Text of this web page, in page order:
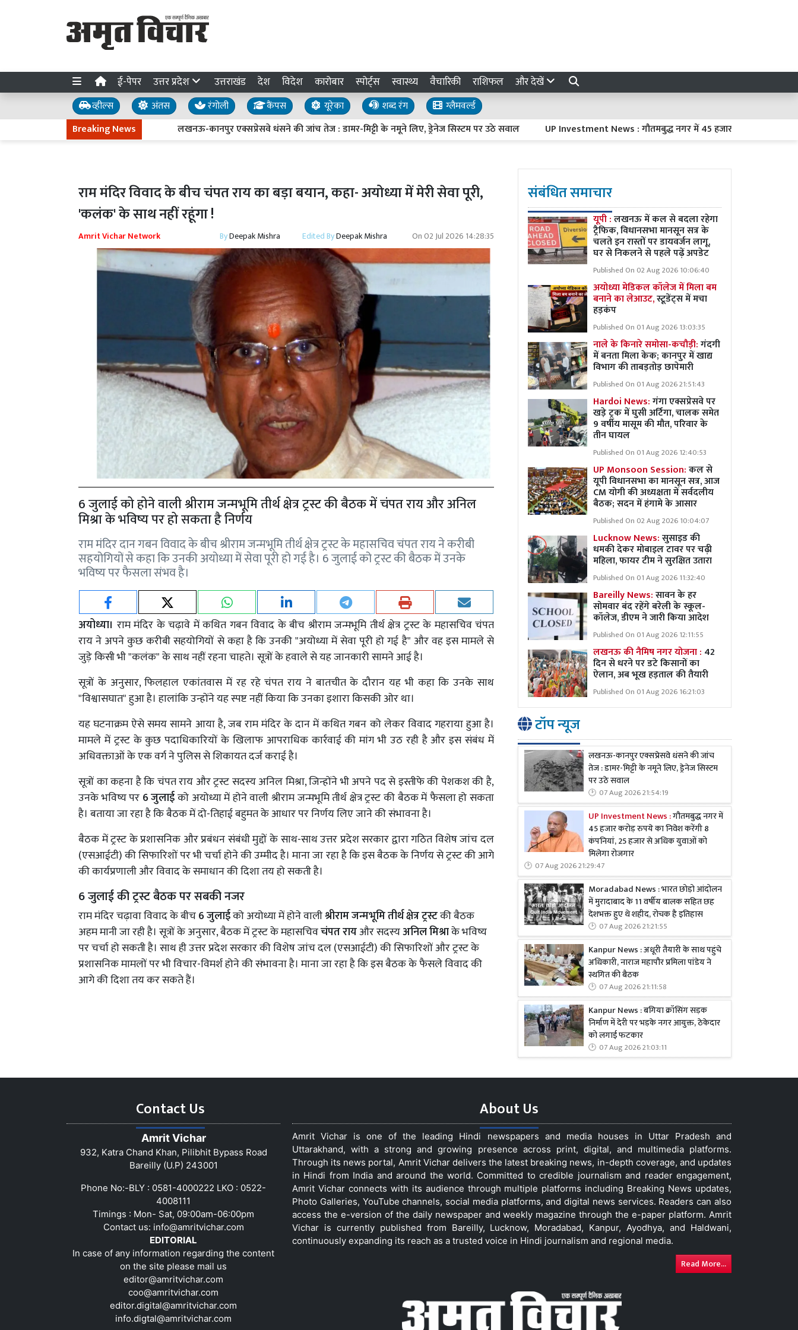
ई-पेपर उत्तर प्रदेश उत्तराखंड देश विदेश कारोबार स्पोर्ट्स स्वास्थ्य वैचारिकी राशिफल और देखें
व्हील्स अंतस रंगोली कैंपस यूरेका शब्द रंग
ग्लैमवर्ल्ड
Breaking News
लखनऊ-कानपुर एक्सप्रेसवे धंसने की जांच तेज : डामर-मिट्टी के नमूने लिए, ड्रेनेज सिस्टम पर उठे सवाल UP Investment News : गौतमबुद्ध नगर में 45 हजार करोड़ रुपये का निवेश
राम मंदिर विवाद के बीच चंपत राय का बड़ा बयान, कहा- अयोध्या में मेरी सेवा पूरी,
'कलंक' के साथ नहीं रहूंगा !
Amrit Vichar Network ByDeepak Mishra Edited ByDeepak Mishra On02 Jul 2026 14:28:35
6 जुलाई को होने वाली श्रीराम जन्मभूमि तीर्थ क्षेत्र ट्रस्ट की बैठक में चंपत राय और अनिल
मिश्रा के भविष्य पर हो सकता है निर्णय
राम मंदिर दान गबन विवाद के बीच श्रीराम जन्मभूमि तीर्थ क्षेत्र ट्रस्ट के महासचिव चंपत राय ने करीबी
सहयोगियों से कहा कि उनकी अयोध्या में सेवा पूरी हो गई है। 6 जुलाई को ट्रस्ट की बैठक में उनके
भविष्य पर फैसला संभव है।
अयोध्या। राम मंदिर के चढ़ावे में कथित गबन विवाद के बीच श्रीराम जन्मभूमि तीर्थ क्षेत्र ट्रस्ट के महासचिव चंपत
राय ने अपने कुछ करीबी सहयोगियों से कहा है कि उनकी "अयोध्या में सेवा पूरी हो गई है" और वह इस मामले से
जुड़े किसी भी "कलंक" के साथ नहीं रहना चाहते। सूत्रों के हवाले से यह जानकारी सामने आई है।
सूत्रों के अनुसार, फिलहाल एकांतवास में रह रहे चंपत राय ने बातचीत के दौरान यह भी कहा कि उनके साथ
"विश्वासघात" हुआ है। हालांकि उन्होंने यह स्पष्ट नहीं किया कि उनका इशारा किसकी ओर था।
यह घटनाक्रम ऐसे समय सामने आया है, जब राम मंदिर के दान में कथित गबन को लेकर विवाद गहराया हुआ है।
मामले में ट्रस्ट के कुछ पदाधिकारियों के खिलाफ आपराधिक कार्रवाई की मांग भी उठ रही है और इस संबंध में
अधिवक्ताओं के एक वर्ग ने पुलिस से शिकायत दर्ज कराई है।
सूत्रों का कहना है कि चंपत राय और ट्रस्ट सदस्य अनिल मिश्रा, जिन्होंने भी अपने पद से इस्तीफे की पेशकश की है,
उनके भविष्य पर 6 जुलाईको अयोध्या में होने वाली श्रीराम जन्मभूमि तीर्थ क्षेत्र ट्रस्ट की बैठक में फैसला हो सकता
है। बताया जा रहा है कि बैठक में दो-तिहाई बहुमत के आधार पर निर्णय लिए जाने की संभावना है।
बैठक में ट्रस्ट के प्रशासनिक और प्रबंधन संबंधी मुद्दों के साथ-साथ उत्तर प्रदेश सरकार द्वारा गठित विशेष जांच दल
(एसआईटी) की सिफारिशों पर भी चर्चा होने की उम्मीद है। माना जा रहा है कि इस बैठक के निर्णय से ट्रस्ट की आगे
की कार्यप्रणाली और विवाद के समाधान की दिशा तय हो सकती है।
6 जुलाई की ट्रस्ट बैठक पर सबकी नजर
राम मंदिर चढ़ावा विवाद के बीच6 जुलाईको अयोध्या में होने वालीश्रीराम जन्मभूमि तीर्थ क्षेत्र ट्रस्टकी बैठक
अहम मानी जा रही है। सूत्रों के अनुसार, बैठक में ट्रस्ट के महासचिवचंपत रायऔर सदस्यअनिल मिश्राके भविष्य
पर चर्चा हो सकती है। साथ ही उत्तर प्रदेश सरकार की विशेष जांच दल (एसआईटी) की सिफारिशों और ट्रस्ट के
प्रशासनिक मामलों पर भी विचार-विमर्श होने की संभावना है। माना जा रहा है कि इस बैठक के फैसले विवाद की
आगे की दिशा तय कर सकते हैं।
संबंधित समाचार
यूपी :लखनऊ में कल से बदला रहेगा
ट्रैफिक, विधानसभा मानसून सत्र के
चलते इन रास्तों पर डायवर्जन लागू,
घर से निकलने से पहले पढ़ें अपडेट
Published On 02 Aug 2026 10:06:40
अयोध्या मेडिकल कॉलेज में मिला बम
बनाने का लेआउट,स्टूडेंट्स में मचा
हड़कंप
Published On 01 Aug 2026 13:03:35
नाले के किनारे समोसा-कचौड़ी:गंदगी
में बनता मिला केक; कानपुर में खाद्य
विभाग की ताबड़तोड़ छापेमारी
Published On 01 Aug 2026 21:51:43
Hardoi News:गंगा एक्सप्रेसवे पर
खड़े ट्रक में घुसी अर्टिगा, चालक समेत
9 वर्षीय मासूम की मौत, परिवार के
तीन घायल
Published On 01 Aug 2026 12:40:53
UP Monsoon Session:कल से
यूपी विधानसभा का मानसून सत्र, आज
CM योगी की अध्यक्षता में सर्वदलीय
बैठक; सदन में हंगामे के आसार
Published On 02 Aug 2026 10:04:07
Lucknow News:सुसाइड की
धमकी देकर मोबाइल टावर पर चढ़ी
महिला, फायर टीम ने सुरक्षित उतारा
Published On 01 Aug 2026 11:32:40
Bareilly News:सावन के हर
सोमवार बंद रहेंगे बरेली के स्कूल-
कॉलेज, डीएम ने जारी किया आदेश
Published On 01 Aug 2026 12:11:55
लखनऊ की नैमिष नगर योजना : 42
दिन से धरने पर डटे किसानों का
ऐलान, अब भूख हड़ताल की तैयारी
Published On 01 Aug 2026 16:21:03
टॉप न्यूज
लखनऊ-कानपुर एक्सप्रेसवे धंसने की जांच
तेज : डामर-मिट्टी के नमूने लिए, ड्रेनेज सिस्टम
पर उठे सवाल
07 Aug 2026 21:54:19
UP Investment News :गौतमबुद्ध नगर में
45 हजार करोड़ रुपये का निवेश करेंगी 8
कंपनियां, 25 हजार से अधिक युवाओं को
मिलेगा रोजगार
07 Aug 2026 21:29:47
Moradabad News : भारत छोड़ो आंदोलन
में मुरादाबाद के 11 वर्षीय बालक सहित छह
देशभक्त हुए थे शहीद, रोचक है इतिहास
07 Aug 2026 21:21:55
Kanpur News : अधूरी तैयारी के साथ पहुंचे
अधिकारी, नाराज महापौर प्रमिला पांडेय ने
स्थगित की बैठक
07 Aug 2026 21:11:58
Kanpur News : बगिया क्रॉसिंग सड़क
निर्माण में देरी पर भड़के नगर आयुक्त, ठेकेदार
को लगाई फटकार
07 Aug 2026 21:03:11
Contact Us
Amrit Vichar
932, Katra Chand Khan, Pilibhit Bypass Road
Bareilly (U.P) 243001
Phone No:-BLY : 0581-4000222 LKO : 0522-
4008111
Timings : Mon- Sat, 09:00am-06:00pm
Contact us: info@amritvichar.com
EDITORIAL
In case of any information regarding the content
on the site please mail us
editor@amritvichar.com
coo@amritvichar.com
editor.digital@amritvichar.com
info.digtal@amritvichar.com
About Us
Amrit Vichar is one of the leading Hindi newspapers and media houses in Uttar Pradesh and
Uttarakhand, with a strong and growing presence across print, digital, and multimedia platforms.
Through its news portal, Amrit Vichar delivers the latest breaking news, in-depth coverage, and updates
in Hindi from India and around the world. Committed to credible journalism and reader engagement,
Amrit Vichar connects with its audience through multiple platforms including Breaking News updates,
Photo Galleries, YouTube channels, social media platforms, and digital news services. Readers can also
access the e-version of the daily newspaper and weekly magazine through the e-paper platform. Amrit
Vichar is currently published from Bareilly, Lucknow, Moradabad, Kanpur, Ayodhya, and Haldwani,
continuously expanding its reach as a trusted voice in Hindi journalism and regional media.
Read More...